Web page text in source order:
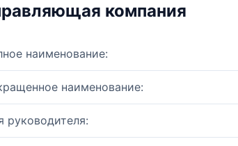
компания
наименование:
наименование:
руководителя: